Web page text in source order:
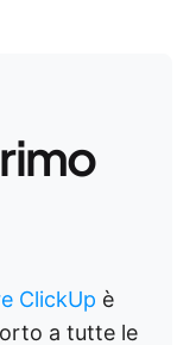
ClickUp è
a tutte le